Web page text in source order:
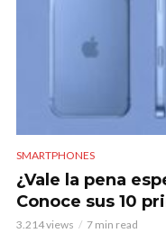
SMARTPHONES
¿Vale la pena
Conoce sus 10
3.214 views 7 min read